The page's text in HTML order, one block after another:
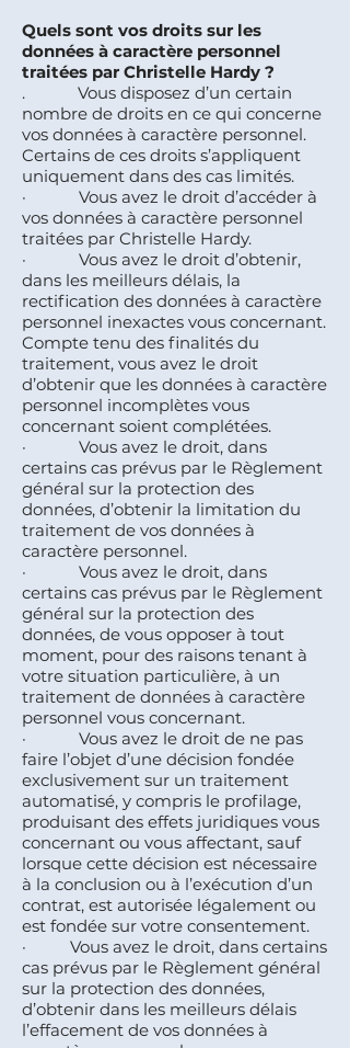
Quels sont vos droits sur les
données à caractère personnel
traitées par Christelle Hardy ?
. Vous disposez d’un certain
nombre de droits en ce qui concerne
vos données à caractère personnel.
Certains de ces droits s’appliquent
uniquement dans des cas limités.
· Vous avez le droit d’accéder à
vos données à caractère personnel
traitées par Christelle Hardy.
· Vous avez le droit d’obtenir,
dans les meilleurs délais, la
rectification des données à caractère
personnel inexactes vous concernant.
Compte tenu des finalités du
traitement, vous avez le droit
d’obtenir que les données à caractère
personnel incomplètes vous
concernant soient complétées.
· Vous avez le droit, dans
certains cas prévus par le Règlement
général sur la protection des
données, d’obtenir la limitation du
traitement de vos données à
caractère personnel.
· Vous avez le droit, dans
certains cas prévus par le Règlement
général sur la protection des
données, de vous opposer à tout
moment, pour des raisons tenant à
votre situation particulière, à un
traitement de données à caractère
personnel vous concernant.
· Vous avez le droit de ne pas
faire l’objet d’une décision fondée
exclusivement sur un traitement
automatisé, y compris le profilage,
produisant des effets juridiques vous
concernant ou vous affectant, sauf
lorsque cette décision est nécessaire
à la conclusion ou à l’exécution d’un
contrat, est autorisée légalement ou
est fondée sur votre consentement.
· Vous avez le droit, dans certains
cas prévus par le Règlement général
sur la protection des données,
d’obtenir dans les meilleurs délais
l’effacement de vos données à